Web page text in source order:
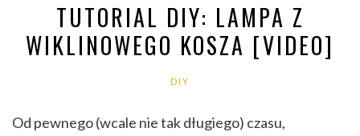
TUTORIAL DIY: LAMPA Z
WIKLINOWEGO KOSZA [VIDEO]
DIY
Od pewnego (wcale nie tak długiego) czasu,